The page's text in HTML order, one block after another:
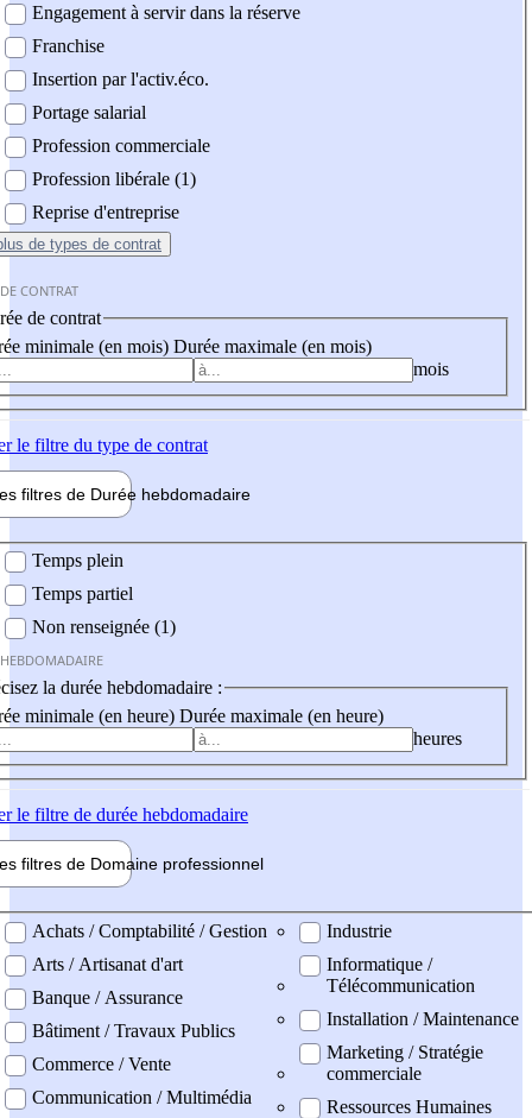
Engagement à servir dans la réserve
Franchise
Insertion par l'activ.éco.
Portage salarial
Profession commerciale
Profession libérale (1)
Reprise d'entreprise
de types de contrat
CONTRAT
de contrat
minimale (en mois) Durée maximale (en mois)
mois
le filtre du type de contrat
filtres de Durée hebdomadaire
Temps plein
Temps partiel
Non renseignée (1)
la durée hebdomadaire :
minimale (en heure) Durée maximale (en heure)
heures
le filtre de durée hebdomadaire
filtres de Domaine professionnel
professionel
Achats / Comptabilité / Gestion
Arts / Artisanat d'art
Banque / Assurance
Bâtiment / Travaux Publics
Commerce / Vente
Communication / Multimédia
Industrie
Informatique /
Télécommunication
Installation / Maintenance
Marketing / Stratégie
commerciale
Ressources Humaines